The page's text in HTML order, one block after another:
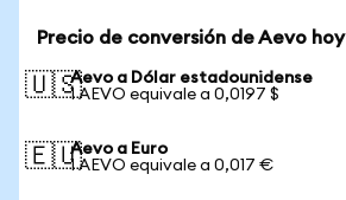
Precio de conversión de Aevo hoy
🇺🇸Aevo a Dólar estadounidense
1 AEVO equivale a 0,0197 $
🇪🇺Aevo a Euro
1 AEVO equivale a 0,017 €